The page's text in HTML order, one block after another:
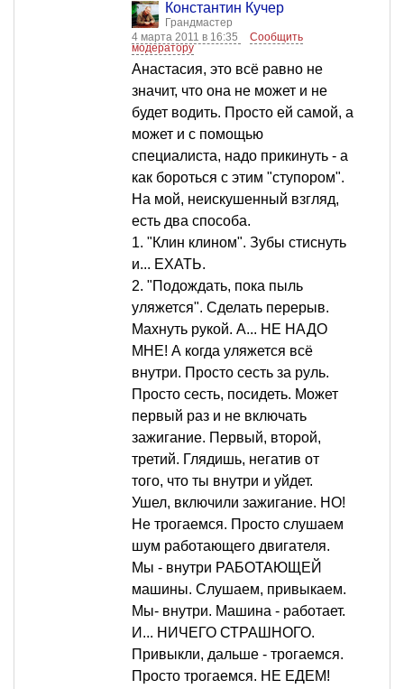
Константин Кучер
Грандмастер
4 марта 2011 в 16:35
Сообщить
модератору
Анастасия, это всё равно не
значит, что она не может и не
будет водить. Просто ей самой, а
может и с помощью
специалиста, надо прикинуть - а
как бороться с этим "ступором".
На мой, неискушенный взгляд,
есть два способа.
1. "Клин клином". Зубы стиснуть
и... ЕХАТЬ.
2. "Подождать, пока пыль
уляжется". Сделать перерыв.
Махнуть рукой. А... НЕ НАДО
МНЕ! А когда уляжется всё
внутри. Просто сесть за руль.
Просто сесть, посидеть. Может
первый раз и не включать
зажигание. Первый, второй,
третий. Глядишь, негатив от
того, что ты внутри и уйдет.
Ушел, включили зажигание. НО!
Не трогаемся. Просто слушаем
шум работающего двигателя.
Мы - внутри РАБОТАЮЩЕЙ
машины. Слушаем, привыкаем.
Мы- внутри. Машина - работает.
И... НИЧЕГО СТРАШНОГО.
Привыкли, дальше - трогаемся.
Просто трогаемся. НЕ ЕДЕМ!